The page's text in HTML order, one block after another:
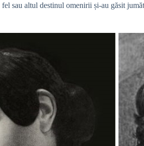
sau altul destinul omenirii și-au găsit